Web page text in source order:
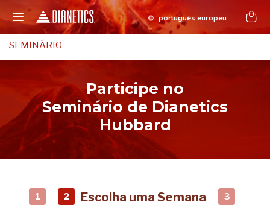
SEMINÁRIO
Participe no
Seminário de Dianetics
Hubbard
1 2 Escolha uma Semana 3